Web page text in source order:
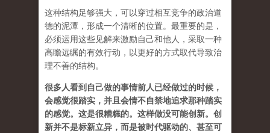
这种结构足够强大，可以穿过相互竞争的政治道
德的泥潭，形成一个清晰的位置。最重要的是，
必须运用这些见解来激励自己和他人，采取一种
高瞻远瞩的有效行动，以更好的方式取代导致治
理不善的结构。
很多人看到自己做的事情前人已经做过的时候，
会感觉很踏实，并且会情不自禁地追求那种踏实
的感觉。这是很糟糕的。这样做没可能创新。创
新并不是标新立异，而是被时代驱动的、甚至可